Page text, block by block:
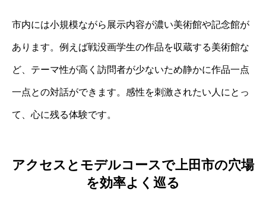
市内には小規模ながら展示内容が濃い美術館や記念館が
あります。例えば戦没画学生の作品を収蔵する美術館な
ど、テーマ性が高く訪問者が少ないため静かに作品一点
一点との対話ができます。感性を刺激されたい人にとっ
て、心に残る体験です。
アクセスとモデルコースで上田市の穴場
を効率よく巡る